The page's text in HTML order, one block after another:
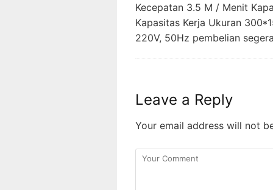
Kecepatan 3.5 M / Menit
Kapasitas Kerja Ukuran
220V, 50Hz pembelian
Leave a Reply
Your email address will not